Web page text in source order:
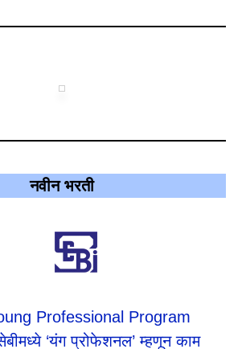
नवीन भरती
Professional Program
‘यंग प्रोफेशनल’ म्हणून काम